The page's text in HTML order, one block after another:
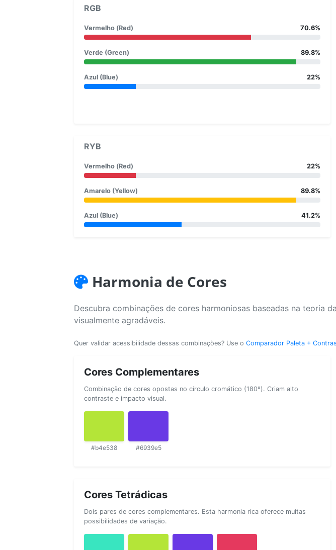
RGB
Vermelho (Red) 70.6%
Verde (Green) 89.8%
Azul (Blue) 22%
RYB
Vermelho (Red) 22%
Amarelo (Yellow) 89.8%
Azul (Blue) 41.2%
Harmonia de Cores
Descubra combinações de cores harmoniosas baseadas na teoria
visualmente agradáveis.
Quer validar acessibilidade dessas combinações? Use o Comparador Paleta +
Cores Complementares
Combinação de cores opostas no círculo cromático (180º). Criam alto
contraste e impacto visual.
#b4e538 #6939e5
Cores Tetrádicas
Dois pares de cores complementares. Esta harmonia rica oferece muitas
possibilidades de variação.